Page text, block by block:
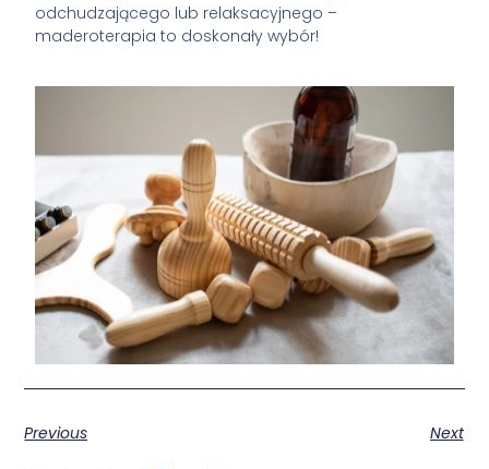
odchudzającego lub relaksacyjnego –
maderoterapia to doskonały wybór!
Previous Next